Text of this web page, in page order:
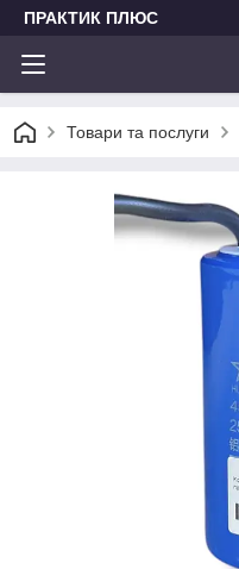
ПРАКТИК ПЛЮС
Товари та послуги